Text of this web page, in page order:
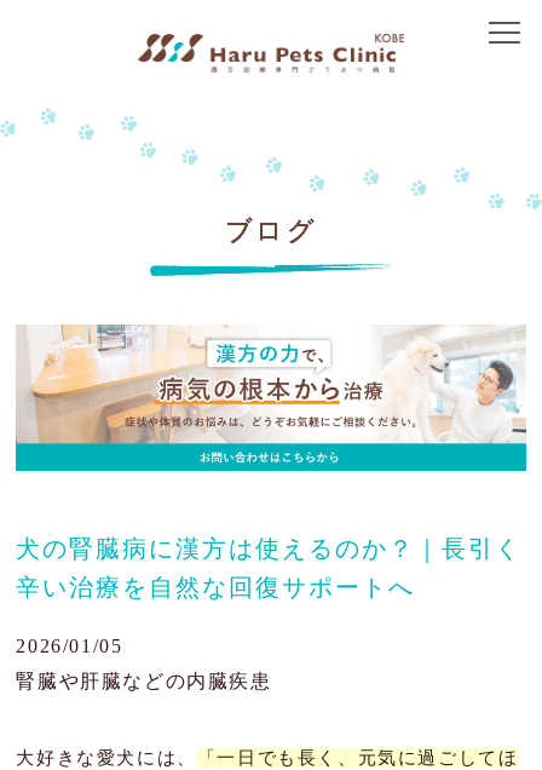
当院について
免疫介在性疾患
皮膚の病気
腎臓の病気
肝臓の病気
目の病気
よくあるご質問
ブログ
犬の腎臓病に漢方は使えるのか？｜長引く
辛い治療を自然な回復サポートへ
2026/01/05
腎臓や肝臓などの内臓疾患
大好きな愛犬には、
「一日でも長く、元気に過ごしてほ